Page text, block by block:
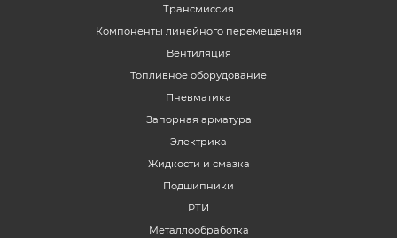
Трансмиссия
Компоненты линейного перемещения
Вентиляция
Топливное оборудование
Пневматика
Запорная арматура
Электрика
Жидкости и смазка
Подшипники
РТИ
Металлообработка